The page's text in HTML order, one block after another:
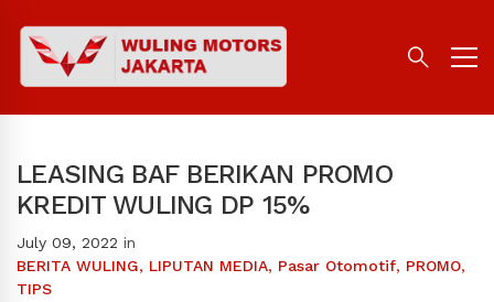
LEASING BAF BERIKAN PROMO
KREDIT WULING DP 15%
July 09, 2022 in
BERITA WULING, LIPUTAN MEDIA, Pasar Otomotif, PROMO,
TIPS